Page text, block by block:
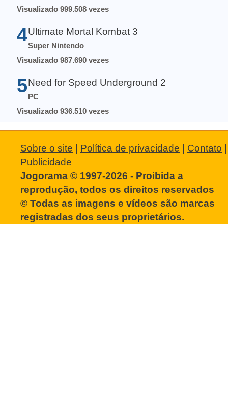
Visualizado 999.508 vezes
4 Ultimate Mortal Kombat 3
Super Nintendo
Visualizado 987.690 vezes
5 Need for Speed Underground 2
PC
Visualizado 936.510 vezes
Sobre o site | Política de privacidade | Contato |
Publicidade
Jogorama © 1997-2026 - Proibida a
reprodução, todos os direitos reservados
© Todas as imagens e vídeos são marcas
registradas dos seus proprietários.